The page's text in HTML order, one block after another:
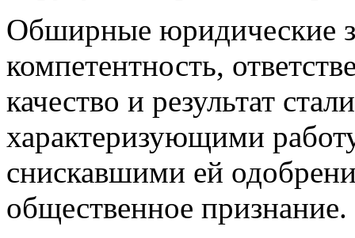
Обширные юридические
компетентность,
качество и результат
характеризующими
снискавшими ей
общественное признание.